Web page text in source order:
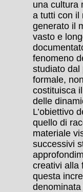
una cultura
a tutti con il
generato il
vasto e
fenomeno
studiato dal
formale,
costituisca
delle
L’obiettivo
quello di
materiale
successivi
creativi alla
questa